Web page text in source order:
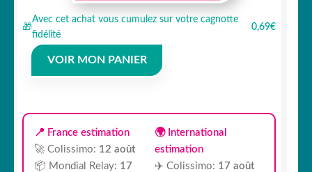
de
stickers
étriers
freins
Peugeot
🎁
Avec cet achat vous cumulez sur votre cagnotte
fidélité
0,69€
VOIR MON PANIER
📍 France estimation
🚀 Colissimo: 12 août
📦 Mondial Relay: 17
🌍 International
estimation
✈️ Colissimo: 17 août